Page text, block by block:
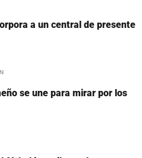
a un central de presente
se une para mirar por los